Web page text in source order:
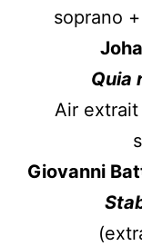
soprano
Quia
Air extrait
Giovanni